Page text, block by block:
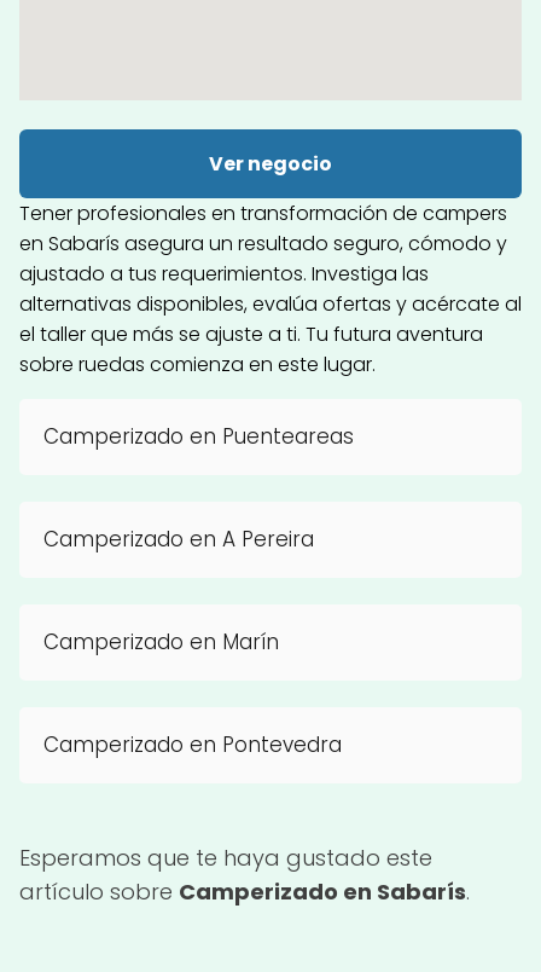
Ver negocio
Tener profesionales en transformación de campers
en Sabarís asegura un resultado seguro, cómodo y
ajustado a tus requerimientos. Investiga las
alternativas disponibles, evalúa ofertas y acércate al
el taller que más se ajuste a ti. Tu futura aventura
sobre ruedas comienza en este lugar.
Camperizado en Puenteareas
Camperizado en A Pereira
Camperizado en Marín
Camperizado en Pontevedra
Esperamos que te haya gustado este
artículo sobre Camperizado en Sabarís.